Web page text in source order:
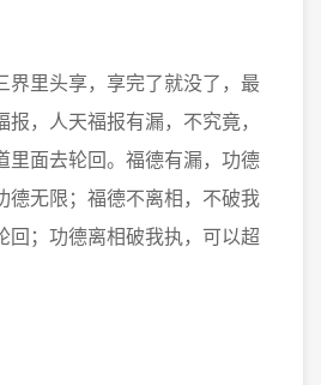
里头享，享完了就没了，最
，人天福报有漏，不究竟，
里面去轮回。福德有漏，功德
德无限；福德不离相，不破我
回；功德离相破我执，可以超